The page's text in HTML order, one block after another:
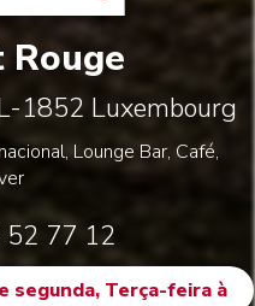
1852 Luxembourg
Lounge Bar, Café,
77 12
segunda, Terça-feira à